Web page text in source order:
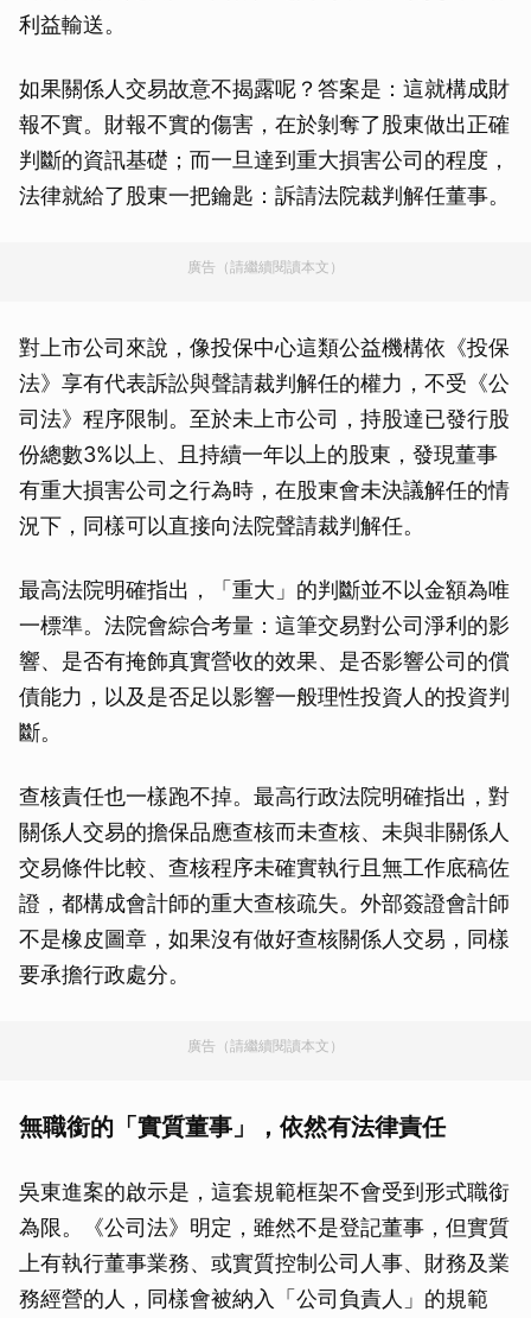
利益輸送。
如果關係人交易故意不揭露呢？答案是：這就構成財
報不實。財報不實的傷害，在於剝奪了股東做出正確
判斷的資訊基礎；而一旦達到重大損害公司的程度，
法律就給了股東一把鑰匙：訴請法院裁判解任董事。
廣告（請繼續閱讀本文）
對上市公司來說，像投保中心這類公益機構依《投保
法》享有代表訴訟與聲請裁判解任的權力，不受《公
司法》程序限制。至於未上市公司，持股達已發行股
份總數3%以上、且持續一年以上的股東，發現董事
有重大損害公司之行為時，在股東會未決議解任的情
況下，同樣可以直接向法院聲請裁判解任。
最高法院明確指出，「重大」的判斷並不以金額為唯
一標準。法院會綜合考量：這筆交易對公司淨利的影
響、是否有掩飾真實營收的效果、是否影響公司的償
債能力，以及是否足以影響一般理性投資人的投資判
斷。
查核責任也一樣跑不掉。最高行政法院明確指出，對
關係人交易的擔保品應查核而未查核、未與非關係人
交易條件比較、查核程序未確實執行且無工作底稿佐
證，都構成會計師的重大查核疏失。外部簽證會計師
不是橡皮圖章，如果沒有做好查核關係人交易，同樣
要承擔行政處分。
廣告（請繼續閱讀本文）
無職銜的「實質董事」，依然有法律責任
吳東進案的啟示是，這套規範框架不會受到形式職銜
為限。《公司法》明定，雖然不是登記董事，但實質
上有執行董事業務、或實質控制公司人事、財務及業
務經營的人，同樣會被納入「公司負責人」的規範